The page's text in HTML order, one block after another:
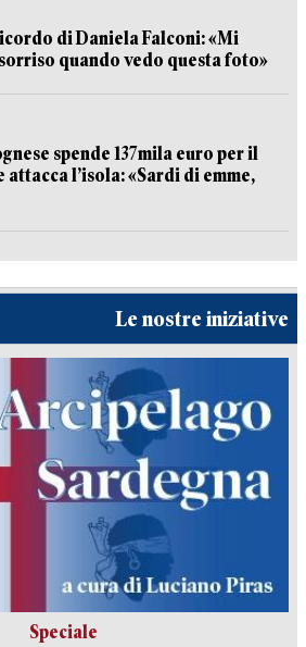
di Daniela Falconi: «Mi
quando vedo questa foto»
spende 137mila euro per il
l’isola: «Sardi di emme,
Le nostre iniziative
Speciale